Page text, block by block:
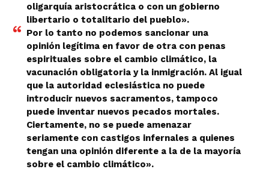
oligarquía aristocrática o con un gobierno
libertario o totalitario del pueblo».
Por lo tanto no podemos sancionar una
opinión legítima en favor de otra con penas
espirituales sobre el cambio climático, la
vacunación obligatoria y la inmigración. Al igual
que la autoridad eclesiástica no puede
introducir nuevos sacramentos, tampoco
puede inventar nuevos pecados mortales.
Ciertamente, no se puede amenazar
seriamente con castigos infernales a quienes
tengan una opinión diferente a la de la mayoría
sobre el cambio climático».